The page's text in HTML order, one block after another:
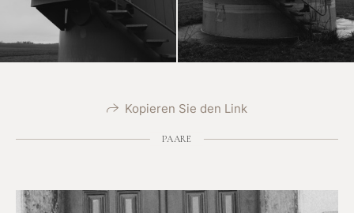
Kopieren Sie den Link
PAARE